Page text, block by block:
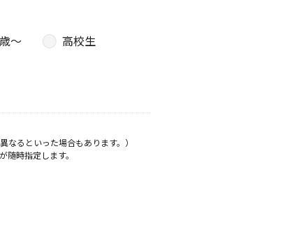
〜
高校生
るといった場合もあります。）
時指定します。